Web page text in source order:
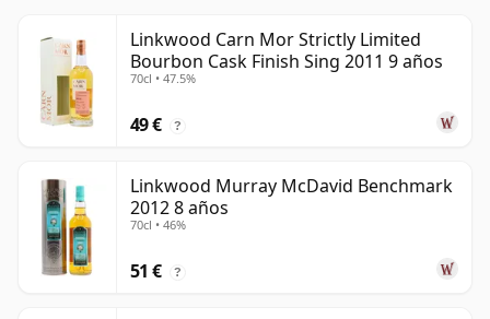
Linkwood Carn Mor Strictly Limited
Bourbon Cask Finish Sing 2011 9 años
70cl • 47.5%
49 € ?
Linkwood Murray McDavid Benchmark
2012 8 años
70cl • 46%
51 € ?